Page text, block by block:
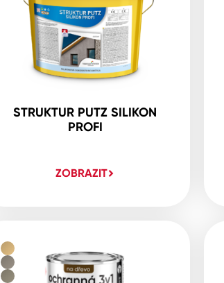
STRUKTUR PUTZ SILIKON
PROFI
ZOBRAZIT